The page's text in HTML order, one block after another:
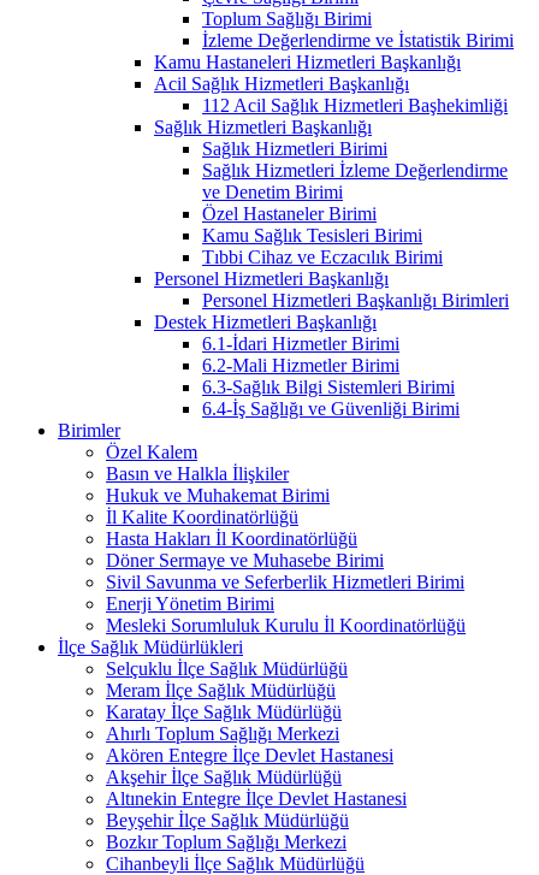
Toplum Sağlığı Birimi
İzleme Değerlendirme ve İstatistik Birimi
Kamu Hastaneleri Hizmetleri Başkanlığı
Acil Sağlık Hizmetleri Başkanlığı
112 Acil Sağlık Hizmetleri Başhekimliği
Sağlık Hizmetleri Başkanlığı
Sağlık Hizmetleri Birimi
Sağlık Hizmetleri İzleme Değerlendirme
ve Denetim Birimi
Özel Hastaneler Birimi
Kamu Sağlık Tesisleri Birimi
Tıbbi Cihaz ve Eczacılık Birimi
Personel Hizmetleri Başkanlığı
Personel Hizmetleri Başkanlığı Birimleri
Destek Hizmetleri Başkanlığı
6.1-İdari Hizmetler Birimi
6.2-Mali Hizmetler Birimi
6.3-Sağlık Bilgi Sistemleri Birimi
6.4-İş Sağlığı ve Güvenliği Birimi
Birimler
Özel Kalem
Basın ve Halkla İlişkiler
Hukuk ve Muhakemat Birimi
İl Kalite Koordinatörlüğü
Hasta Hakları İl Koordinatörlüğü
Döner Sermaye ve Muhasebe Birimi
Sivil Savunma ve Seferberlik Hizmetleri Birimi
Enerji Yönetim Birimi
Mesleki Sorumluluk Kurulu İl Koordinatörlüğü
İlçe Sağlık Müdürlükleri
Selçuklu İlçe Sağlık Müdürlüğü
Meram İlçe Sağlık Müdürlüğü
Karatay İlçe Sağlık Müdürlüğü
Ahırlı Toplum Sağlığı Merkezi
Akören Entegre İlçe Devlet Hastanesi
Akşehir İlçe Sağlık Müdürlüğü
Altınekin Entegre İlçe Devlet Hastanesi
Beyşehir İlçe Sağlık Müdürlüğü
Bozkır Toplum Sağlığı Merkezi
Cihanbeyli İlçe Sağlık Müdürlüğü